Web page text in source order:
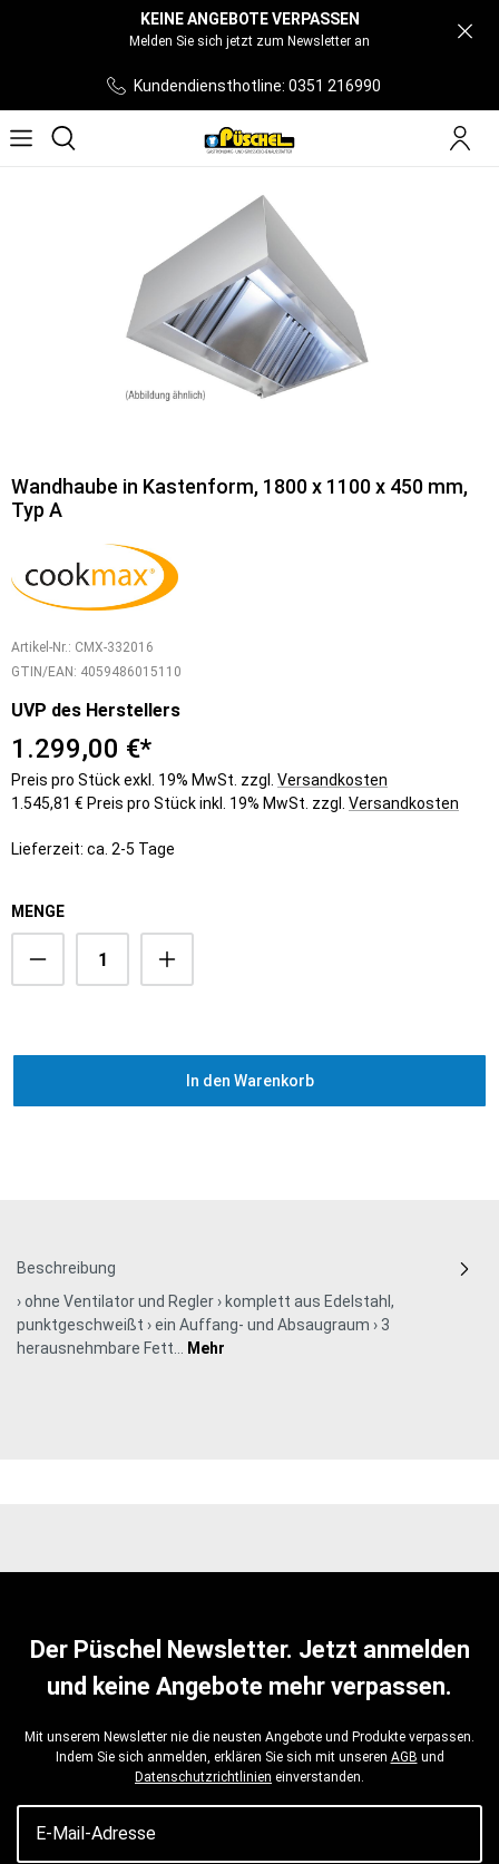
KEINE ANGEBOTE VERPASSEN
Melden Sie sich jetzt zum Newsletter an
Kundendiensthotline: 0351 216990
Wandhaube in Kastenform, 1800 x 1100 x 450 mm,
Typ A
Artikel-Nr.: CMX-332016
GTIN/EAN: 4059486015110
UVP des Herstellers
1.299,00 €*
Preis pro Stück exkl. 19% MwSt. zzgl. Versandkosten
1.545,81 € Preis pro Stück inkl. 19% MwSt. zzgl. Versandkosten
Lieferzeit: ca. 2-5 Tage
MENGE
In den Warenkorb
Beschreibung
› ohne Ventilator und Regler › komplett aus Edelstahl,
punktgeschweißt › ein Auffang- und Absaugraum › 3
herausnehmbare Fett… Mehr
Der Püschel Newsletter. Jetzt anmelden
und keine Angebote mehr verpassen.
Mit unserem Newsletter nie die neusten Angebote und Produkte verpassen.
Indem Sie sich anmelden, erklären Sie sich mit unseren AGB und
Datenschutzrichtlinien einverstanden.